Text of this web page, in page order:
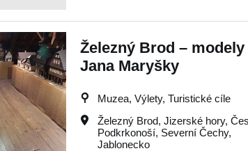
Železný Brod – modely
Jana Maryšky
Muzea, Výlety, Turistické cíle
Železný Brod, Jizerské hory,
Podkrkonoší, Severní Čechy,
Jablonecko